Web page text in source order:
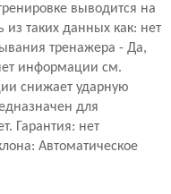
выводится на
таких данных как: нет
тренажера - Да,
информации см.
снижает ударную
для
Гарантия: нет
Автоматическое